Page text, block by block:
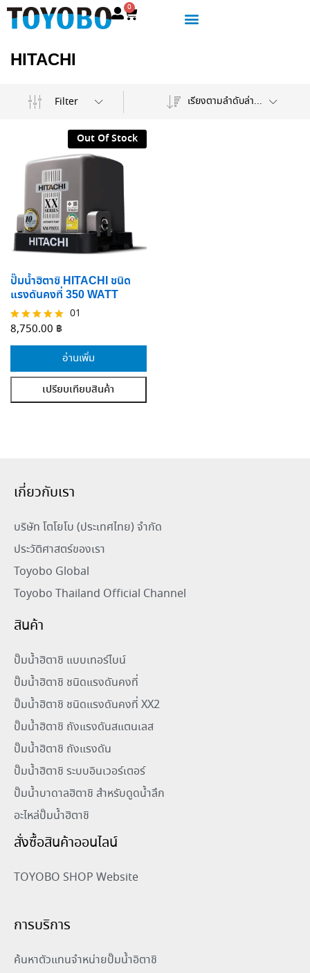
0
HITACHI
Filter เรียงตามลำดับล่าสุด
Out Of Stock
ปั๊มน้ำฮิตาชิ HITACHI ชนิด
แรงดันคงที่ 350 WATT
ให้คะแนน
01
8,750.00 ฿
อ่านเพิ่ม
เปรียบเทียบสินค้า
เกี่ยวกับเรา
บริษัท โตโยโบ (ประเทศไทย) จำกัด
ประวัติศาสตร์ของเรา
Toyobo Global
Toyobo Thailand Official Channel
สินค้า
ปั๊มน้ำฮิตาชิ แบบเทอร์ไบน์
ปั๊มน้ำฮิตาชิ ชนิดแรงดันคงที่
ปั๊มน้ำฮิตาชิ ชนิดแรงดันคงที่ XX2
ปั๊มน้ำฮิตาชิ ถังแรงดันสแตนเลส
ปั๊มน้ำฮิตาชิ ถังแรงดัน
ปั๊มน้ำฮิตาชิ ระบบอินเวอร์เตอร์
ปั๊มน้ำบาดาลฮิตาชิ สำหรับดูดน้ำลึก
อะไหล่ปั๊มน้ำฮิตาชิ
สั่งซื้อสินค้าออนไลน์
TOYOBO SHOP Website
การบริการ
ค้นหาตัวแทนจำหน่ายปั๊มน้ำอิตาชิ